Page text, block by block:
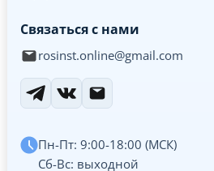
Связаться с нами
rosinst.online@gmail.com
Пн-Пт: 9:00-18:00 (МСК)
Сб-Вс: выходной